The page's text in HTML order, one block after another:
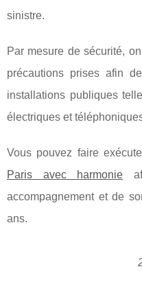
sinistre.
Par mesure de sécurité,
précautions prises afin
installations publiques
électriques et
Vous pouvez faire
Paris avec harmonie
accompagnement et de
ans.